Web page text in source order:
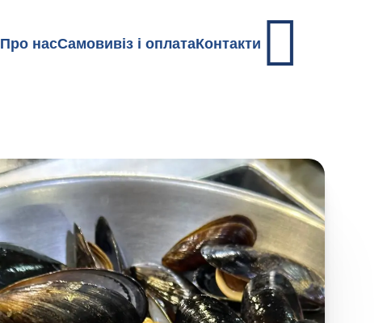
Про насСамовивіз і оплатаКонтакти